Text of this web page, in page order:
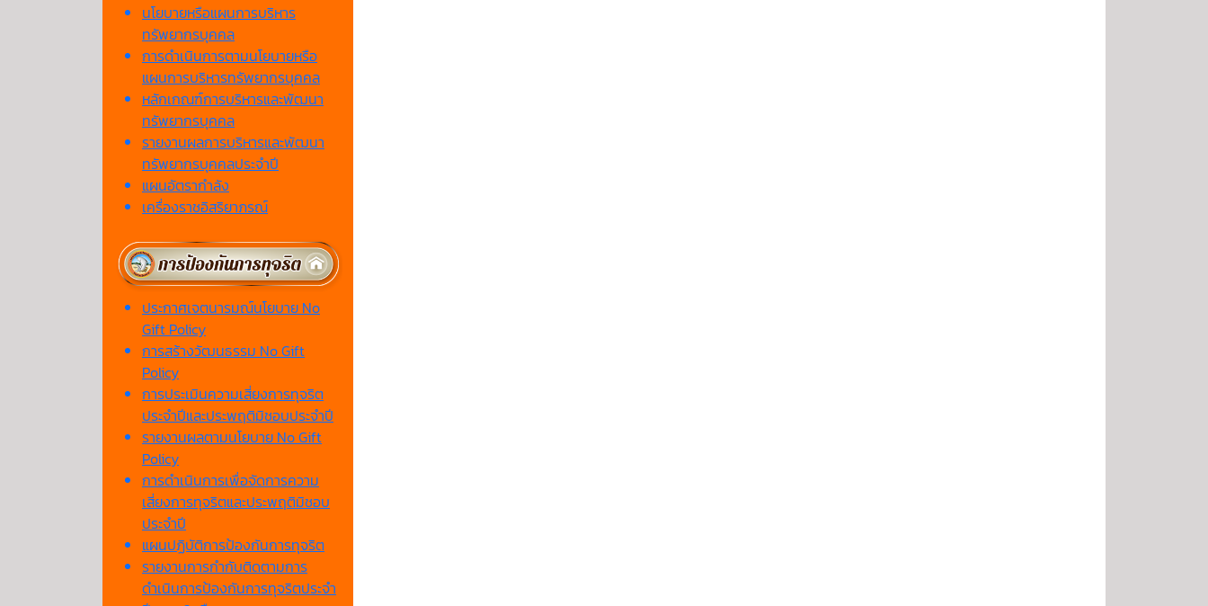
นโยบายหรือแผนการบริหาร
ทรัพยากรบุคคล
การดำเนินการตามนโยบายหรือ
แผนการบริหารทรัพยากรบุคคล
หลักเกณฑ์การบริหารและพัฒนา
ทรัพยากรบุคคล
รายงานผลการบริหารและพัฒนา
ทรัพยากรบุคคลประจำปี
แผนอัตรากำลัง
เครื่องราชอิสริยาภรณ์
ประกาศเจตนารมณ์นโยบาย No
Gift Policy
การสร้างวัฒนธรรม No Gift
Policy
การประเมินความเสี่ยงการทุจริต
ประจำปีและประพฤติมิชอบประจำปี
รายงานผลตามนโยบาย No Gift
Policy
การดำเนินการเพื่อจัดการความ
เสี่ยงการทุจริตและประพฤติมิชอบ
ประจำปี
แผนปฏิบัติการป้องกันการทุจริต
รายงานการกำกับติดตามการ
ดำเนินการป้องกันการทุจริตประจำ